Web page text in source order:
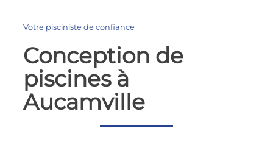
Votre pisciniste de confiance
Conception de
piscines à
Aucamville